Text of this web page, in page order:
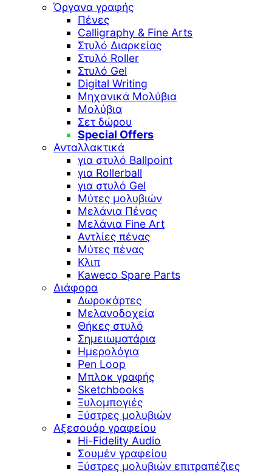
Όργανα γραφής
Πένες
Calligraphy & Fine Arts
Στυλό Διαρκείας
Στυλό Roller
Στυλό Gel
Digital Writing
Μηχανικά Μολύβια
Μολύβια
Σετ δώρου
Special Offers
Ανταλλακτικά
για στυλό Ballpoint
για Rollerball
για στυλό Gel
Μύτες μολυβιών
Μελάνια Πένας
Μελάνια Fine Art
Αντλίες πένας
Μύτες πένας
Κλιπ
Kaweco Spare Parts
Διάφορα
Δωροκάρτες
Μελανοδοχεία
Θήκες στυλό
Σημειωματάρια
Ημερολόγια
Pen Loop
Μπλοκ γραφής
Sketchbooks
Ξυλομπογιές
Ξύστρες μολυβιών
Αξεσουάρ γραφείου
Hi-Fidelity Audio
Σουμέν γραφείου
Ξύστρες μολυβιών επιτραπέζιες